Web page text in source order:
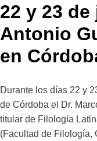
22 y 23
Antonio
en
Durante los días 22 y
de Córdoba el Dr.
titular de Filología
(Facultad de Filología,